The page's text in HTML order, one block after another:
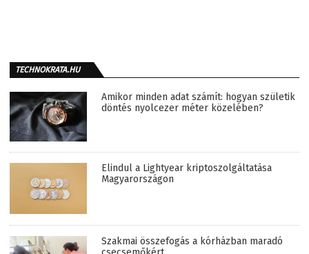
TECHNOKRATA.HU
Amikor minden adat számít: hogyan születik
döntés nyolcezer méter közelében?
Elindul a Lightyear kriptoszolgáltatása
Magyarországon
Szakmai összefogás a kórházban maradó